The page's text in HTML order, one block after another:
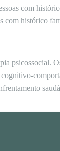
com
com histórico
psicossocial.